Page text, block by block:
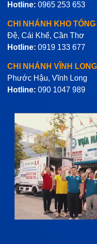
Hotline: 0965 253 653
CHI NHÁNH KHO
Đệ, Cái Khế, Cần Thơ
Hotline: 0919 133 677
CHI NHÁNH VĨNH
Phước Hậu, Vĩnh Long
Hotline: 090 1047 989